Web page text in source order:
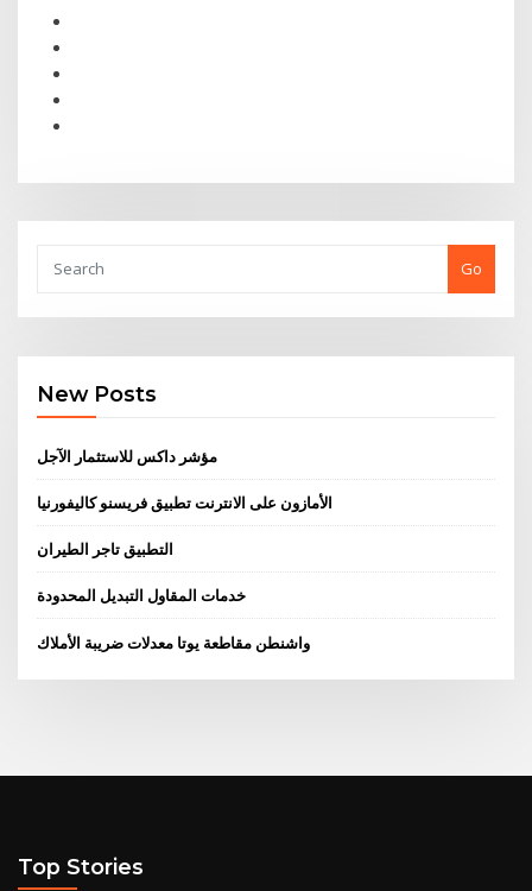
Go
New Posts
مؤشر داكس للاستثمار الآجل
الأمازون على الانترنت تطبيق فريسنو كاليفورنيا
التطبيق تاجر الطيران
خدمات المقاول التبديل المحدودة
واشنطن مقاطعة يوتا معدلات ضريبة الأملاك
Top Stories